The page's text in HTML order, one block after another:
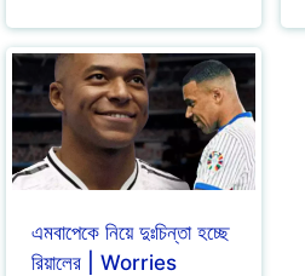
এমবাপেকে নিয়ে দুঃচিন্তা হচ্ছে
রিয়ালের | Worries